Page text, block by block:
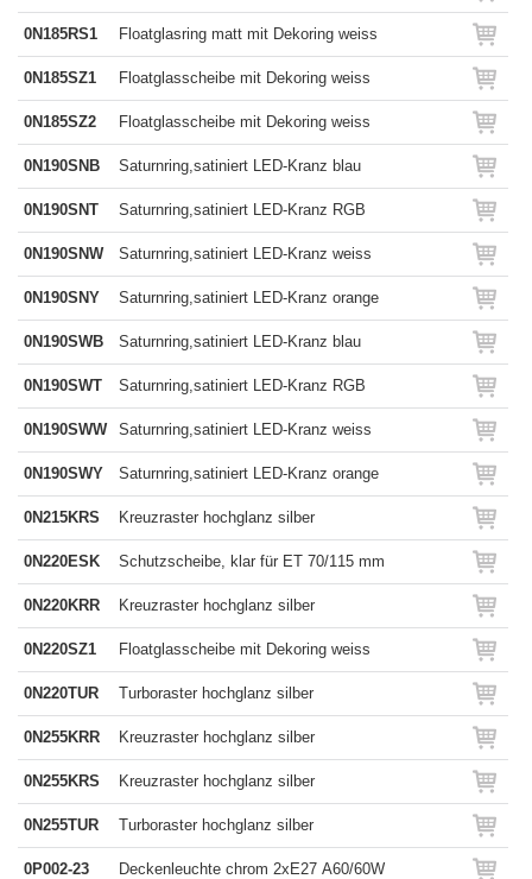
0N185RS1 Floatglasring matt mit Dekoring weiss
0N185SZ1 Floatglasscheibe mit Dekoring weiss
0N185SZ2 Floatglasscheibe mit Dekoring weiss
0N190SNB Saturnring,satiniert LED-Kranz blau
0N190SNT Saturnring,satiniert LED-Kranz RGB
0N190SNW Saturnring,satiniert LED-Kranz weiss
0N190SNY Saturnring,satiniert LED-Kranz orange
0N190SWB Saturnring,satiniert LED-Kranz blau
0N190SWT Saturnring,satiniert LED-Kranz RGB
0N190SWW Saturnring,satiniert LED-Kranz weiss
0N190SWY Saturnring,satiniert LED-Kranz orange
0N215KRS Kreuzraster hochglanz silber
0N220ESK Schutzscheibe, klar für ET 70/115 mm
0N220KRR Kreuzraster hochglanz silber
0N220SZ1 Floatglasscheibe mit Dekoring weiss
0N220TUR Turboraster hochglanz silber
0N255KRR Kreuzraster hochglanz silber
0N255KRS Kreuzraster hochglanz silber
0N255TUR Turboraster hochglanz silber
0P002-23 Deckenleuchte chrom 2xE27 A60/60W